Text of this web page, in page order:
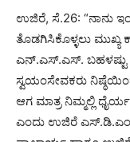
ಉಜಿರೆ, ಸೆ.26: “ನಾನು
ತೊಡಗಿಸಿಕೊಳ್ಳಲು
ಎನ್.ಎಸ್.ಎಸ್. ಬಹಳಷ್ಟು
ಸ್ವಯಂಸೇವಕರು
ಆಗ ಮಾತ್ರ ನಿಮ್ಮಲ್ಲಿ
ಎಂದು ಉಜಿರೆ ಎಸ್.ಡಿ.ಎಂ.